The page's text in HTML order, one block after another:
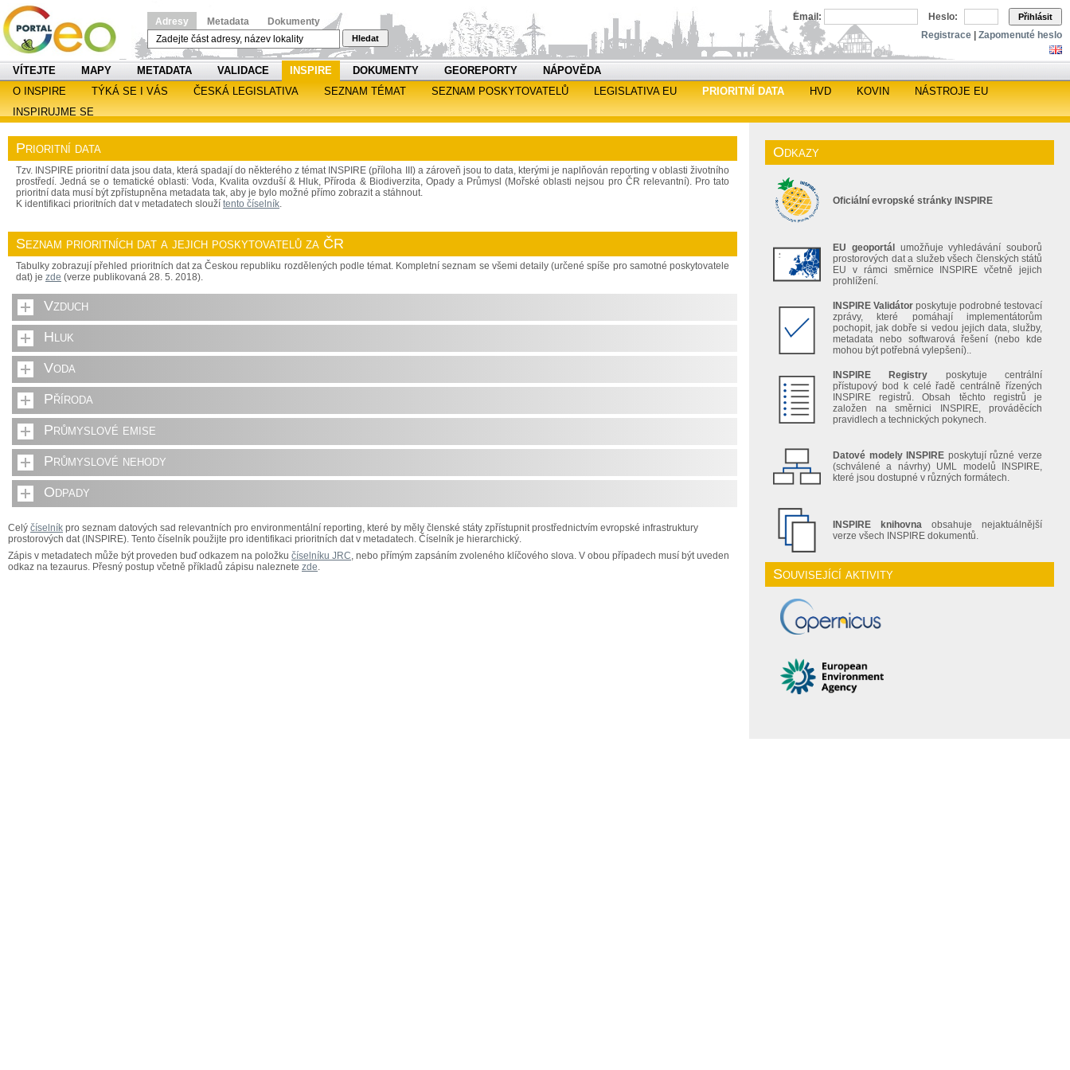
Adresy Metadata Dokumenty
Hledat
Email: Heslo: Přihlásit
Registrace Zapomenuté heslo
VÍTEJTE MAPY METADATA VALIDACE INSPIRE DOKUMENTY GEOREPORTY
NÁPOVĚDA
O INSPIRE
TÝKÁ SE I VÁS ČESKÁ LEGISLATIVA SEZNAM TÉMAT SEZNAM POSKYTOVATELŮ LEGISLATIVA EU PRIORITNÍ DATA HVD KOVIN
NÁSTROJE EU
INSPIRUJME SE
Prioritní data
Tzv. INSPIRE prioritní data jsou data, která spadají do některého z témat INSPIRE (příloha III) a zároveň jsou to data, kterými je naplňován reporting v oblasti životního
prostředí. Jedná se o tematické oblasti: Voda, Kvalita ovzduší & Hluk, Příroda & Biodiverzita, Opady a Průmysl (Mořské oblasti nejsou pro ČR relevantní). Pro tato
prioritní data musí být zpřístupněna metadata tak, aby je bylo možné přímo zobrazit a stáhnout.
K identifikaci prioritních dat v metadatech slouží tento číselník.
Seznam prioritních dat a jejich poskytovatelů za ČR
Tabulky zobrazují přehled prioritních dat za Českou republiku rozdělených podle témat. Kompletní seznam se všemi detaily (určené spíše pro samotné poskytovatele
dat) je zde (verze publikovaná 28. 5. 2018).
Vzduch
Hluk
Voda
Příroda
Průmyslové emise
Průmyslové nehody
Odpady
Celý číselník pro seznam datových sad relevantních pro environmentální reporting, které by měly členské státy zpřístupnit prostřednictvím evropské infrastruktury
prostorových dat (INSPIRE). Tento číselník použijte pro identifikaci prioritních dat v metadatech. Číselník je hierarchický.
Zápis v metadatech může být proveden buď odkazem na položku číselníku JRC, nebo přímým zapsáním zvoleného klíčového slova. V obou případech musí být uveden
odkaz na tezaurus. Přesný postup včetně příkladů zápisu naleznete zde.
Odkazy
Oficiální evropské stránky INSPIRE
EU geoportál
umožňuje vyhledávání souborů
prostorových dat a služeb všech členských států
EU v rámci směrnice INSPIRE včetně jejich
prohlížení.
INSPIRE Validátor poskytuje podrobné testovací
zprávy, které pomáhají implementátorům
pochopit, jak dobře si vedou jejich data, služby,
metadata nebo softwarová řešení (nebo kde
mohou být potřebná vylepšení)..
INSPIRE Registry poskytuje centrální
přístupový bod k celé řadě centrálně řízených
INSPIRE registrů. Obsah těchto registrů je
založen na směrnici INSPIRE, prováděcích
pravidlech a technických pokynech.
Datové modely INSPIRE poskytují různé verze
(schválené a návrhy) UML modelů INSPIRE,
které jsou dostupné v různých formátech.
INSPIRE knihovna obsahuje nejaktuálnější
verze všech INSPIRE dokumentů.
Související aktivity